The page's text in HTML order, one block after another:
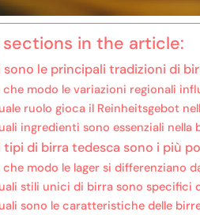
sections in the article:
sono le principali tradizioni di
che modo le variazioni regionali
ruolo gioca il Reinheitsgebot
ingredienti sono essenziali
tipi di birra tedesca sono i più
che modo le lager si differenziano
stili unici di birra sono specifici
sono le caratteristiche delle